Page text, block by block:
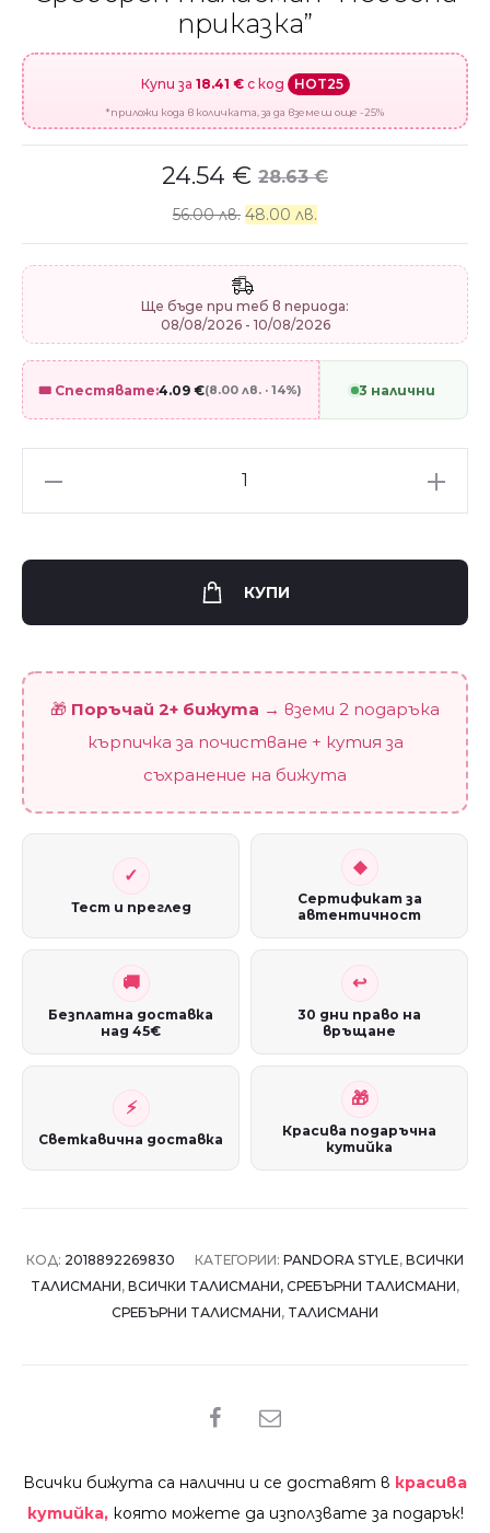
приказка”
Купи за 18.41 €с код HOT25
*приложи кода в количката, за да вземеш още -25%
28.63€
24.54 €
56.00 лв. 48.00 лв.
Ще бъде при теб в периода:
08/08/2026 - 10/08/2026
🎟️ Спестявате:4.09€(8.00 лв. · 14%) 3 налични
"Небесна
quantity
КУПИ
🎁 Поръчай 2+ бижута → вземи 2 подаръка
кърпичка за почистване + кутия за
съхранение на бижута
Тест и преглед
Сертификат за
автентичност
Безплатна доставка
над 45€
30 дни право на
връщане
Светкавична доставка
Красива подаръчна
кутийка
КОД: 2018892269830 КАТЕГОРИИ: PANDORA STYLE, ВСИЧКИ
ТАЛИСМАНИ, ВСИЧКИ ТАЛИСМАНИ, СРЕБЪРНИ ТАЛИСМАНИ,
СРЕБЪРНИ ТАЛИСМАНИ, ТАЛИСМАНИ
SHARE
Всички бижута са налични и се доставят в красива
кутийка, която можете да използвате за подарък!